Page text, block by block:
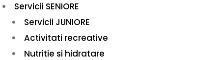
Servicii SENIORE
Servicii JUNIORE
Activitati recreative
Nutritie si hidratare